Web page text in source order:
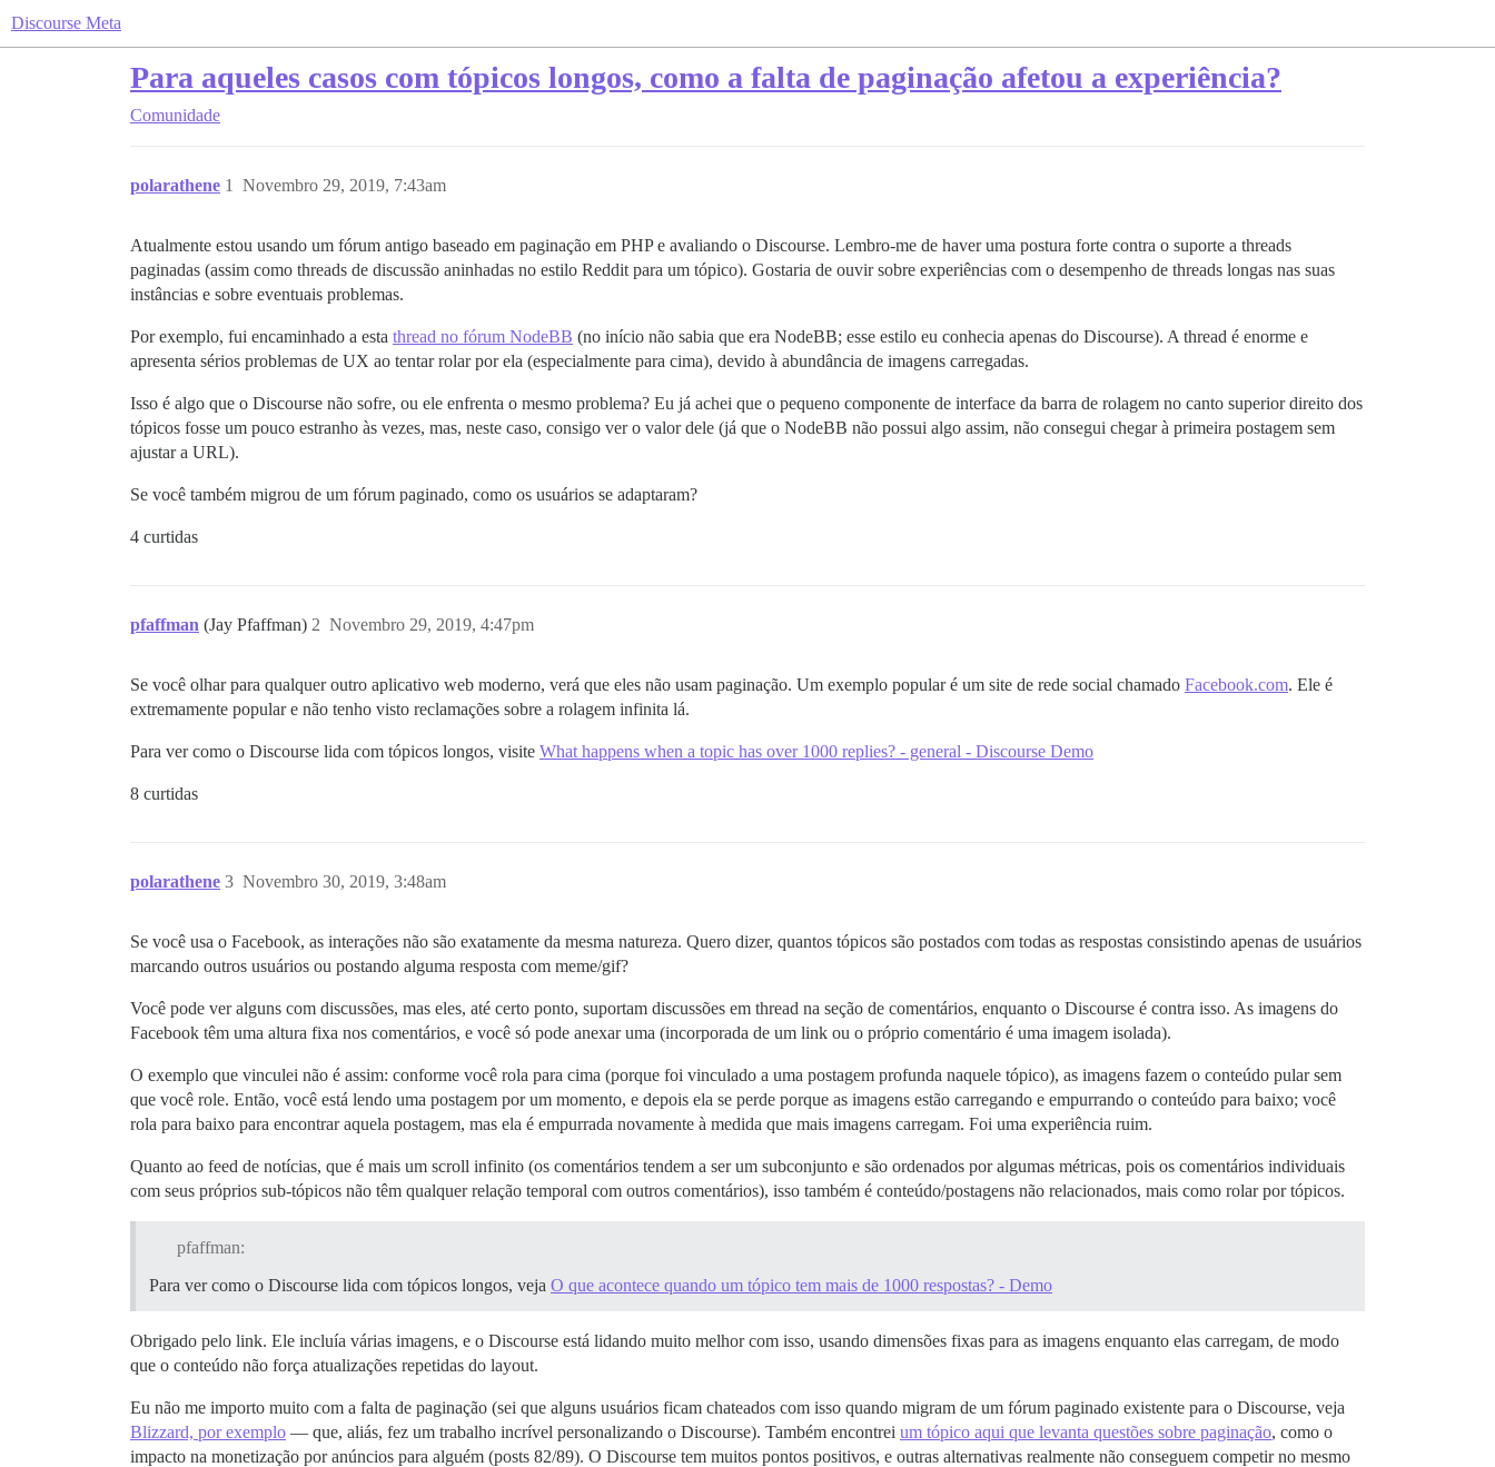
Discourse Meta
Para aqueles casos com tópicos longos, como a falta de paginação afetou a experiência?
Comunidade
polarathene Novembro 29, 2019, 7:43am
1
Atualmente estou usando um fórum antigo baseado em paginação em PHP e avaliando o Discourse. Lembro-me de haver uma postura forte contra o suporte a threads
paginadas (assim como threads de discussão aninhadas no estilo Reddit para um tópico). Gostaria de ouvir sobre experiências com o desempenho de threads longas nas suas
instâncias e sobre eventuais problemas.
Por exemplo, fui encaminhado a esta thread no fórum NodeBB (no início não sabia que era NodeBB; esse estilo eu conhecia apenas do Discourse). A thread é enorme e
apresenta sérios problemas de UX ao tentar rolar por ela (especialmente para cima), devido à abundância de imagens carregadas.
Isso é algo que o Discourse não sofre, ou ele enfrenta o mesmo problema? Eu já achei que o pequeno componente de interface da barra de rolagem no canto superior direito dos
tópicos fosse um pouco estranho às vezes, mas, neste caso, consigo ver o valor dele (já que o NodeBB não possui algo assim, não consegui chegar à primeira postagem sem
ajustar a URL).
Se você também migrou de um fórum paginado, como os usuários se adaptaram?
4 curtidas
pfaffman (Jay Pfaffman) Novembro 29, 2019, 4:47pm
2
Se você olhar para qualquer outro aplicativo web moderno, verá que eles não usam paginação. Um exemplo popular é um site de rede social chamado Facebook.com. Ele é
extremamente popular e não tenho visto reclamações sobre a rolagem infinita lá.
Para ver como o Discourse lida com tópicos longos, visite What happens when a topic has over 1000 replies? - general - Discourse Demo
8 curtidas
polarathene Novembro 30, 2019, 3:48am
3
Se você usa o Facebook, as interações não são exatamente da mesma natureza. Quero dizer, quantos tópicos são postados com todas as respostas consistindo apenas de usuários
marcando outros usuários ou postando alguma resposta com meme/gif?
Você pode ver alguns com discussões, mas eles, até certo ponto, suportam discussões em thread na seção de comentários, enquanto o Discourse é contra isso. As imagens do
Facebook têm uma altura fixa nos comentários, e você só pode anexar uma (incorporada de um link ou o próprio comentário é uma imagem isolada).
O exemplo que vinculei não é assim: conforme você rola para cima (porque foi vinculado a uma postagem profunda naquele tópico), as imagens fazem o conteúdo pular sem
que você role. Então, você está lendo uma postagem por um momento, e depois ela se perde porque as imagens estão carregando e empurrando o conteúdo para baixo; você
rola para baixo para encontrar aquela postagem, mas ela é empurrada novamente à medida que mais imagens carregam. Foi uma experiência ruim.
Quanto ao feed de notícias, que é mais um scroll infinito (os comentários tendem a ser um subconjunto e são ordenados por algumas métricas, pois os comentários individuais
com seus próprios sub-tópicos não têm qualquer relação temporal com outros comentários), isso também é conteúdo/postagens não relacionados, mais como rolar por tópicos.
pfaffman:
Para ver como o Discourse lida com tópicos longos, veja O que acontece quando um tópico tem mais de 1000 respostas? - Demo
Obrigado pelo link. Ele incluía várias imagens, e o Discourse está lidando muito melhor com isso, usando dimensões fixas para as imagens enquanto elas carregam, de modo
que o conteúdo não força atualizações repetidas do layout.
Eu não me importo muito com a falta de paginação (sei que alguns usuários ficam chateados com isso quando migram de um fórum paginado existente para o Discourse, veja
Blizzard, por exemplo — que, aliás, fez um trabalho incrível personalizando o Discourse). Também encontrei um tópico aqui que levanta questões sobre paginação, como o
impacto na monetização por anúncios para alguém (posts 82/89). O Discourse tem muitos pontos positivos, e outras alternativas realmente não conseguem competir no mesmo